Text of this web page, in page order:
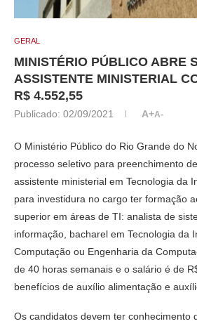
GERAL
MINISTÉRIO PÚBLICO ABRE
ASSISTENTE MINISTERIAL
R$ 4.552,55
Publicado: 02/09/2021 A+A-
O Ministério Público do Rio Grande do
processo seletivo para preenchimento
assistente ministerial em Tecnologia da
para investidura no cargo ter formação
superior em áreas de TI: analista de
informação, bacharel em Tecnologia da
Computação ou Engenharia da
de 40 horas semanais e o salário é de
benefícios de auxílio alimentação e
Os candidatos devem ter conhecimento